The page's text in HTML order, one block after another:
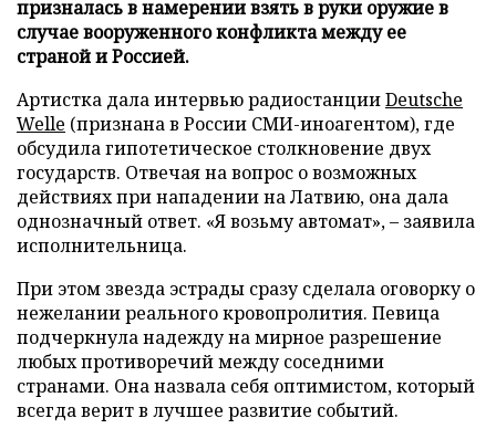
призналась в намерении взять в руки оружие в
случае вооруженного конфликта между ее
страной и Россией.
Артистка дала интервью радиостанцииDeutsche
Welle (признана в России СМИ-иноагентом), где
обсудила гипотетическое столкновение двух
государств. Отвечая на вопрос о возможных
действиях при нападении на Латвию, она дала
однозначный ответ. «Я возьму автомат», – заявила
исполнительница.
При этом звезда эстрады сразу сделала оговорку о
нежелании реального кровопролития. Певица
подчеркнула надежду на мирное разрешение
любых противоречий между соседними
странами. Она назвала себя оптимистом, который
всегда верит в лучшее развитие событий.